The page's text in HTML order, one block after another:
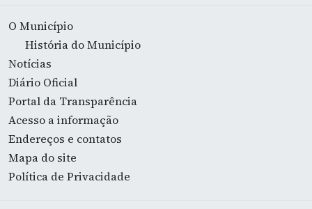
O Município
História do Município
Notícias
Diário Oficial
Portal da Transparência
Acesso a informação
Endereços e contatos
Mapa do site
Política de Privacidade